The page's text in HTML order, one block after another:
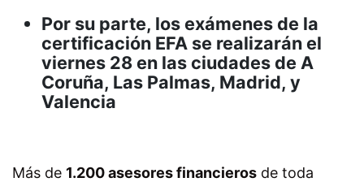
Por su parte, los exámenes de la
certificación EFA se realizarán el
viernes 28 en las ciudades de A
Coruña, Las Palmas, Madrid, y
Valencia
Más de 1.200 asesores financieros de toda